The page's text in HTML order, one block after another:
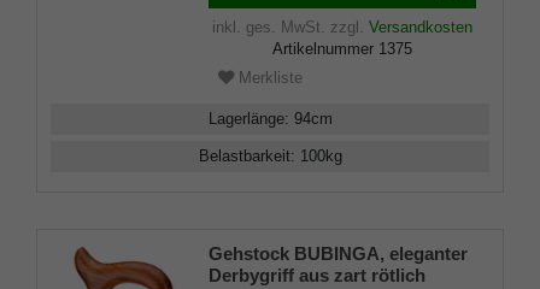
inkl. ges. MwSt. zzgl. Versandkosten
Artikelnummer 1375
Merkliste
Lagerlänge: 94cm
Belastbarkeit: 100kg
Gehstock BUBINGA, eleganter
Derbygriff aus zart rötlich